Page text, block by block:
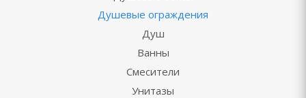
Душевые ограждения
Душ
Ванны
Смесители
Унитазы